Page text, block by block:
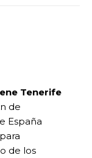
Tenerife
de
España
de los